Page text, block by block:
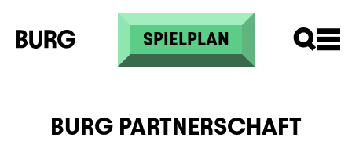
Direkt zum Inhalt
SPIELPLAN
BURG PARTNERSCHAFT